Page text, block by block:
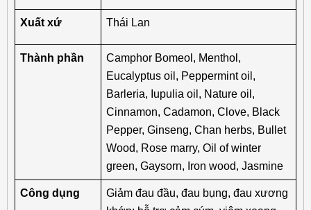
Xuất xứ Thái Lan
Thành phần
Camphor Bomeol, Menthol,
Eucalyptus oil, Peppermint oil,
Barleria, Iupulia oil, Nature oil,
Cinnamon, Cadamon, Clove, Black
Pepper, Ginseng, Chan herbs, Bullet
Wood, Rose marry, Oil of winter
green, Gaysorn, Iron wood, Jasmine
Công dụng
Giảm đau đầu, đau bụng, đau xương